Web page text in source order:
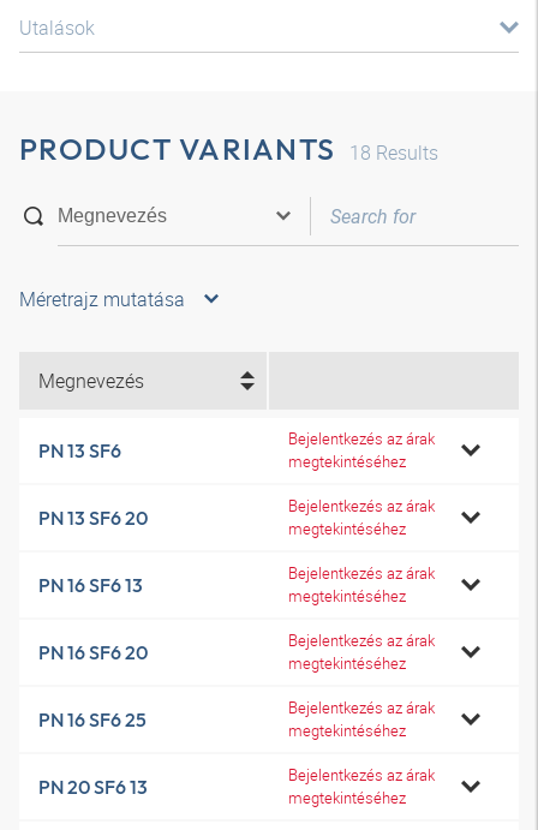
Utalások
PRODUCT VARIANTS 18 Results
Méretrajz mutatása
Megnevezés
PN 13 SF6
Bejelentkezés az árak
megtekintéséhez
PN 13 SF6 20
Bejelentkezés az árak
megtekintéséhez
PN 16 SF6 13
Bejelentkezés az árak
megtekintéséhez
PN 16 SF6 20
Bejelentkezés az árak
megtekintéséhez
PN 16 SF6 25
Bejelentkezés az árak
megtekintéséhez
PN 20 SF6 13
Bejelentkezés az árak
megtekintéséhez